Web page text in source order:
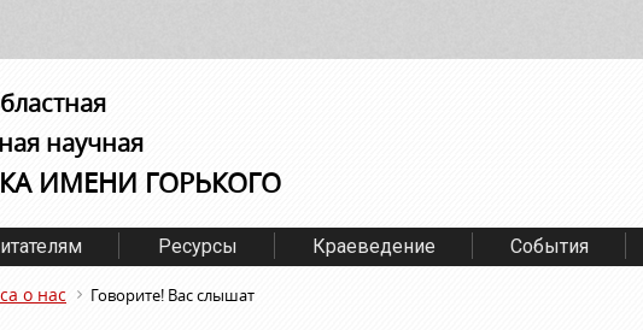
научная
ИМЕНИ ГОРЬКОГО
Ресурсы Краеведение События
о нас Говорите! Вас слышат